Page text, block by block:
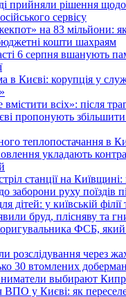
прийняли рішення щодо
сервісу
на 83 мільйони: як
кошти шахраям
6 серпня вшанують
в Києві: корупція у
всіх»: після
пропонують збільшити
теплопостачання в
укладають
станції на
заборони руху поїздів
дітей: у київській
бруд, плісняву та
ФСБ, який
розслідування через
30 втомлених
выбирают Кипр
ВПО у Києві: як